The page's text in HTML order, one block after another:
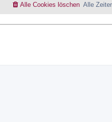
Alle
Alle Cookies löschen